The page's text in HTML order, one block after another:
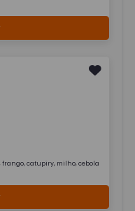
catupiry, milho, cebola